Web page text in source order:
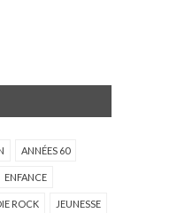
ANNÉES 60
ENFANCE
ROCK JEUNESSE